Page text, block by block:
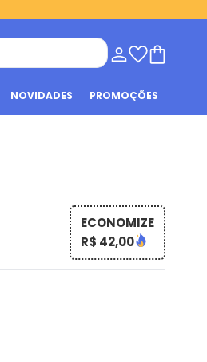
NOVIDADES PROMOÇÕES
ECONOMIZE
R$ 42,00